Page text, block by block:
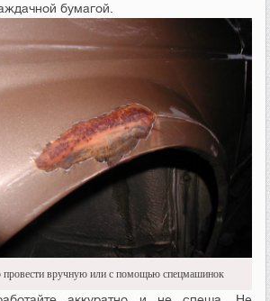
бумагой.
провести вручную или с помощью спецмашинок